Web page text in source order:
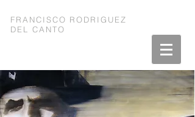
FRANCISCO RODRIGUEZ
DEL CANTO